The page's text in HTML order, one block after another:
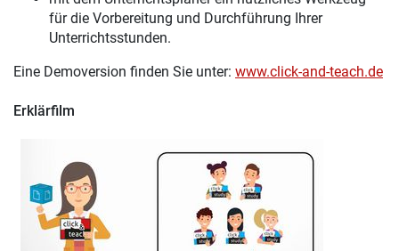
für die Vorbereitung und Durchführung Ihrer
Unterrichtsstunden.
Eine Demoversion finden Sie unter: www.click-and-teach.de
Erklärfilm